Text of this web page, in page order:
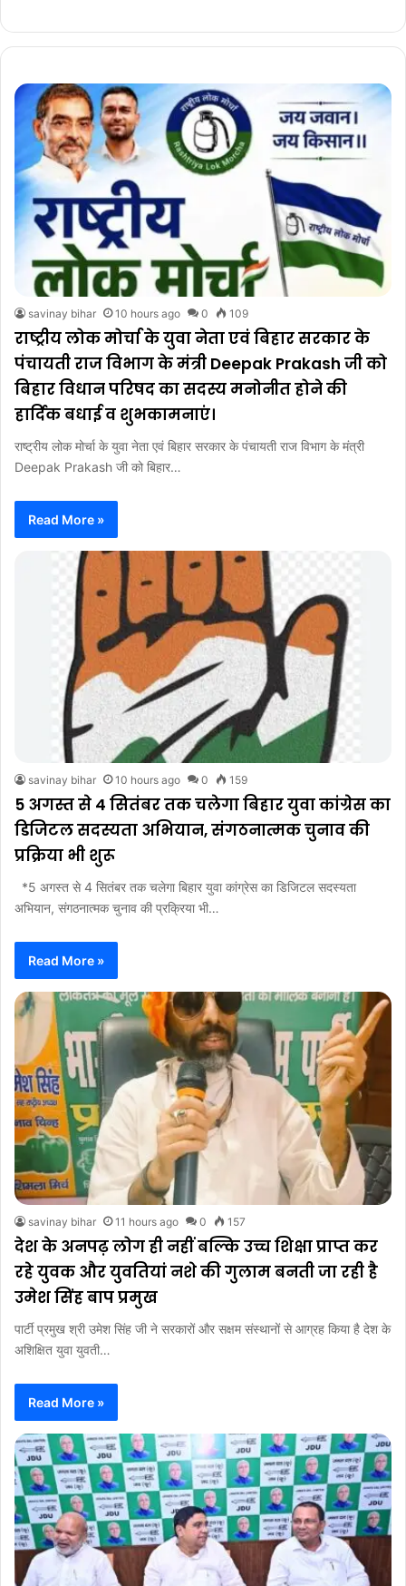
savinay bihar 10 hours ago 0 109
राष्ट्रीय लोक मोर्चा के युवा नेता एवं बिहार सरकार के
पंचायती राज विभाग के मंत्री Deepak Prakash जी को
बिहार विधान परिषद का सदस्य मनोनीत होने की
हार्दिक बधाई व शुभकामनाएं।
राष्ट्रीय लोक मोर्चा के युवा नेता एवं बिहार सरकार के पंचायती राज विभाग के मंत्री
Deepak Prakash जी को बिहार…
Read More »
savinay bihar 10 hours ago 0 159
5 अगस्त से 4 सितंबर तक चलेगा बिहार युवा कांग्रेस का
डिजिटल सदस्यता अभियान, संगठनात्मक चुनाव की
प्रक्रिया भी शुरू
*5 अगस्त से 4 सितंबर तक चलेगा बिहार युवा कांग्रेस का डिजिटल सदस्यता
अभियान, संगठनात्मक चुनाव की प्रक्रिया भी…
Read More »
savinay bihar 11 hours ago 0 157
देश के अनपढ़ लोग ही नहीं बल्कि उच्च शिक्षा प्राप्त कर
रहे युवक और युवतियां नशे की गुलाम बनती जा रही है
उमेश सिंह बाप प्रमुख
पार्टी प्रमुख श्री उमेश सिंह जी ने सरकारों और सक्षम संस्थानों से आग्रह किया है देश के
अशिक्षित युवा युवती…
Read More »